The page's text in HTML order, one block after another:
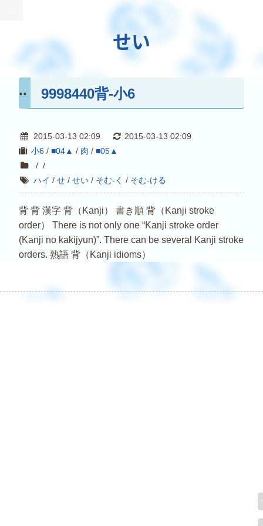
せい
9998440背-小6
2015-03-13 02:09
2015-03-13 02:09
小6 / ■04▲ / 肉 / ■05▲
/ /
ハイ /せ /せい / そむ-く / そむ-ける
背 背 漢字 背（Kanji） 書き順 背（Kanji stroke
order） There is not only one “Kanji stroke order
(Kanji no kakijyun)”. There can be several Kanji stroke
orders. 熟語 背（Kanji idioms）
↑